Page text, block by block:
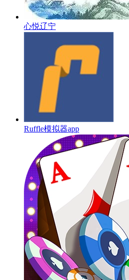
心悦辽宁
Ruffle模拟器app